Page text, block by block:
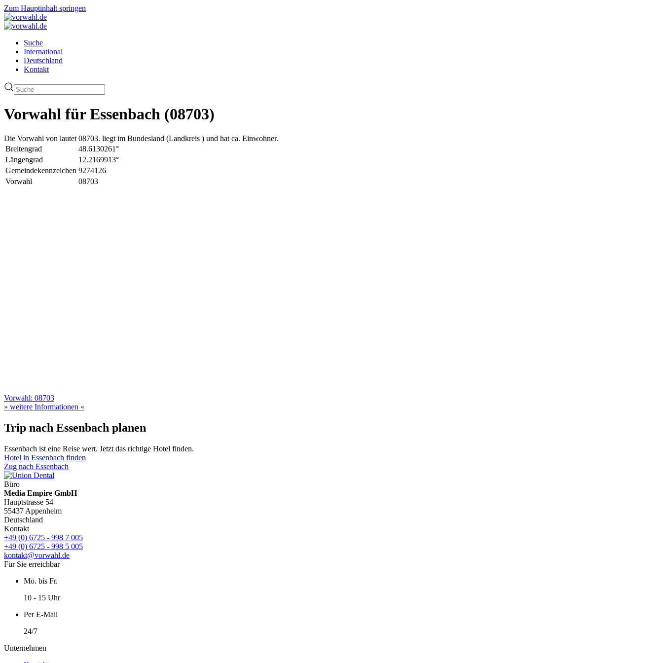
Zum Hauptinhalt springen
Suche
International
Deutschland
Kontakt
Vorwahl für Essenbach (08703)
Die Vorwahl von lautet 08703. liegt im Bundesland (Landkreis ) und hat ca. Einwohner.
Breitengrad
48.6130261°
Längengrad
12.2169913°
Gemeindekennzeichen 9274126
Vorwahl
08703
Vorwahl: 08703
» weitere Informationen «
Trip nach Essenbach planen
Essenbach ist eine Reise wert. Jetzt das richtige Hotel finden.
Hotel in Essenbach finden
Zug nach Essenbach
Büro
Media Empire GmbH
Hauptstrasse 54
55437 Appenheim
Deutschland
Kontakt
+49 (0) 6725 - 998 7 005
+49 (0) 6725 - 998 5 005
kontakt@vorwahl.de
Für Sie erreichbar
Mo. bis Fr.
10 - 15 Uhr
Per E-Mail
24/7
Unternehmen